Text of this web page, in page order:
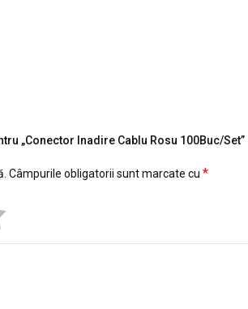
„Conector Inadire Cablu Rosu 100Buc/Set”
Câmpurile obligatorii sunt marcate cu *